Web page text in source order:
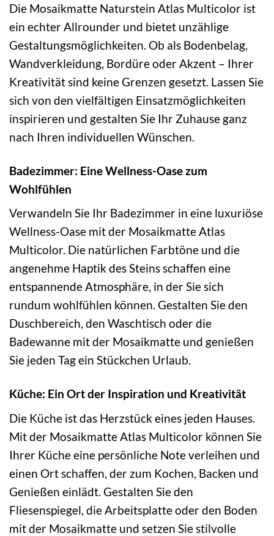
Die Mosaikmatte Naturstein Atlas Multicolor ist
ein echter Allrounder und bietet unzählige
Gestaltungsmöglichkeiten. Ob als Bodenbelag,
Wandverkleidung, Bordüre oder Akzent – Ihrer
Kreativität sind keine Grenzen gesetzt. Lassen Sie
sich von den vielfältigen Einsatzmöglichkeiten
inspirieren und gestalten Sie Ihr Zuhause ganz
nach Ihren individuellen Wünschen.
Badezimmer: Eine Wellness-Oase zum
Wohlfühlen
Verwandeln Sie Ihr Badezimmer in eine luxuriöse
Wellness-Oase mit der Mosaikmatte Atlas
Multicolor. Die natürlichen Farbtöne und die
angenehme Haptik des Steins schaffen eine
entspannende Atmosphäre, in der Sie sich
rundum wohlfühlen können. Gestalten Sie den
Duschbereich, den Waschtisch oder die
Badewanne mit der Mosaikmatte und genießen
Sie jeden Tag ein Stückchen Urlaub.
Küche: Ein Ort der Inspiration und Kreativität
Die Küche ist das Herzstück eines jeden Hauses.
Mit der Mosaikmatte Atlas Multicolor können Sie
Ihrer Küche eine persönliche Note verleihen und
einen Ort schaffen, der zum Kochen, Backen und
Genießen einlädt. Gestalten Sie den
Fliesenspiegel, die Arbeitsplatte oder den Boden
mit der Mosaikmatte und setzen Sie stilvolle